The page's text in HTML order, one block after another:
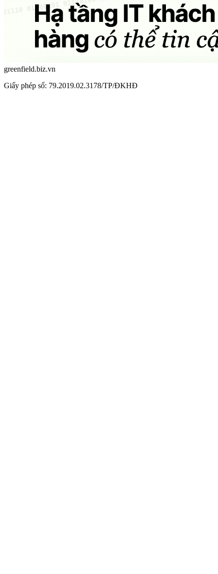
greenfield.biz.vn
Giấy phép số: 79.2019.02.3178/TP/ĐKHĐ